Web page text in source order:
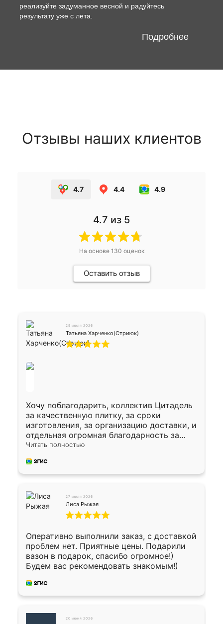
реализуйте задуманное весной и радуйтесь
результату уже с лета.
Подробнее
Отзывы наших клиентов
4.7 4.4 4.9
4.7 из 5
На основе 130 оценок
Оставить отзыв
29 июля 2026
Татьяна Харченко(Стриюк)
Хочу поблагодарить, коллектив Цитадель
за качественную плитку, за сроки
изготовления, за организацию доставки, и
отдельная огромная благодарность за
укладку плитки Оганесу, за два дня 70 кв,
Читать полностью
27 июля 2026
Лиса Рыжая
Оперативно выполнили заказ, с доставкой
проблем нет. Приятные цены. Подарили
вазон в подарок, спасибо огромное!)
Будем вас рекомендовать знакомым!)
20 июня 2026